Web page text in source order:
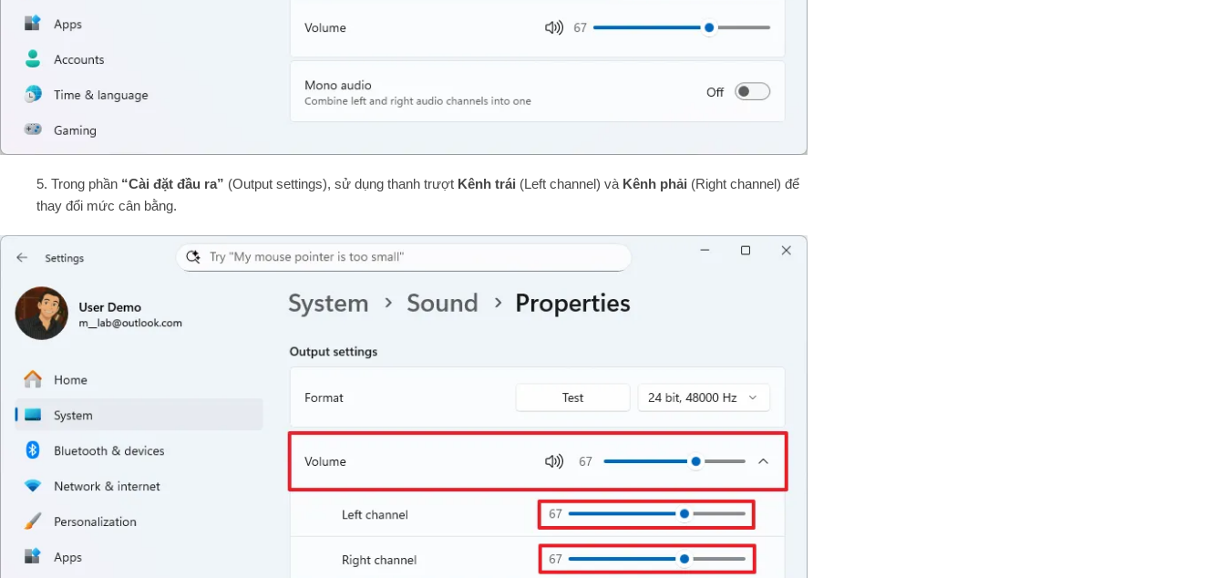
5. Trong phần “Cài đặt đầu ra” (Output settings), sử dụng thanh trượt Kênh trái (Left channel) và Kênh phải (Right channel) để
thay đổi mức cân bằng.